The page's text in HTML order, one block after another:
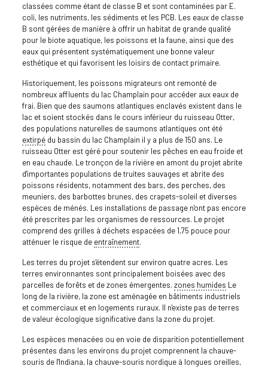
classées comme étant de classe B et sont contaminées par E.
coli, les nutriments, les sédiments et les PCB. Les eaux de classe
B sont gérées de manière à offrir un habitat de grande qualité
pour le biote aquatique, les poissons et la faune, ainsi que des
eaux qui présentent systématiquement une bonne valeur
esthétique et qui favorisent les loisirs de contact primaire.
Historiquement, les poissons migrateurs ont remonté de
nombreux affluents du lac Champlain pour accéder aux eaux de
frai. Bien que des saumons atlantiques enclavés existent dans le
lac et soient stockés dans le cours inférieur du ruisseau Otter,
des populations naturelles de saumons atlantiques ont été
extirpédu bassin du lac Champlain il y a plus de 150 ans. Le
ruisseau Otter est géré pour soutenir les pêches en eau froide et
en eau chaude. Le tronçon de la rivière en amont du projet abrite
d'importantes populations de truites sauvages et abrite des
poissons résidents, notamment des bars, des perches, des
meuniers, des barbottes brunes, des crapets-soleil et diverses
espèces de ménés. Les installations de passage n'ont pas encore
été prescrites par les organismes de ressources. Le projet
comprend des grilles à déchets espacées de 1,75 pouce pour
atténuer le risque de entraînement.
Les terres du projet s'étendent sur environ quatre acres. Les
terres environnantes sont principalement boisées avec des
parcelles de forêts et de zones émergentes. zones humides Le
long de la rivière, la zone est aménagée en bâtiments industriels
et commerciaux et en logements ruraux. Il n'existe pas de terres
de valeur écologique significative dans la zone du projet.
Les espèces menacées ou en voie de disparition potentiellement
présentes dans les environs du projet comprennent la chauve-
souris de l'Indiana, la chauve-souris nordique à longues oreilles,